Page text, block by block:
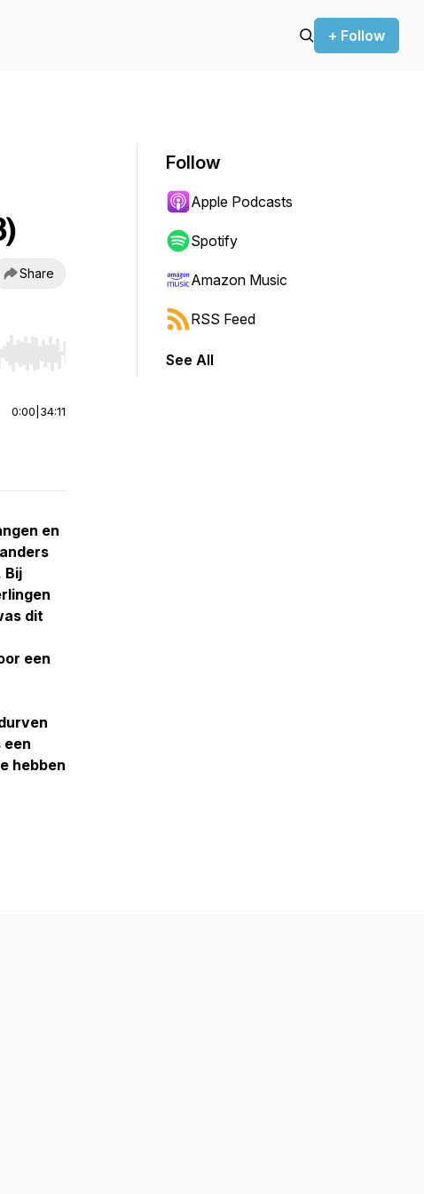
+ Follow
Share
or end. Hold shift to jump forward or backward.
0:00 34:11
en
Bij
dit
een
een
hebben
Follow
Apple Podcasts
Spotify
Amazon Music
RSS Feed
See All